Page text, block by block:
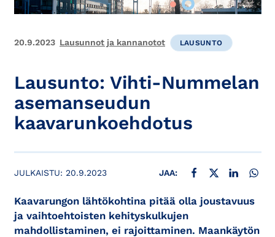
20.9.2023 Lausunnot ja kannanotot LAUSUNTO
Lausunto: Vihti-Nummelan
asemanseudun
kaavarunkoehdotus
JULKAISTU: 20.9.2023 JAA: JAA FACEBOOKISSA
JAA X:SSÄ JAA
Kaavarungon lähtökohtina pitää olla joustavuus
ja vaihtoehtoisten kehityskulkujen
mahdollistaminen, ei rajoittaminen. Maankäytön